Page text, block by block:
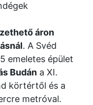
áron
. A Svéd
emeletes épület
Budán a XI.
körtértől és a
metróval.